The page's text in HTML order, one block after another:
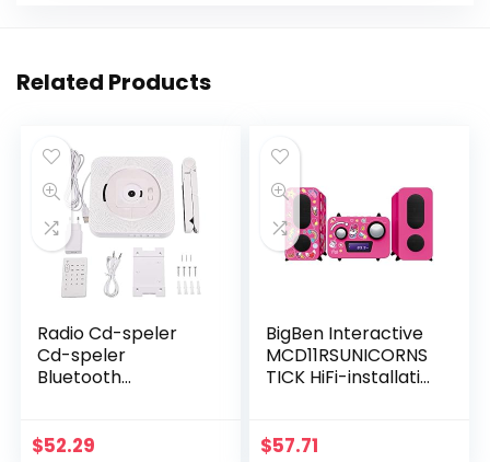
Related Products
Radio Cd-speler
Cd-speler
Bluetooth
speler, duurzame
$52.29
BigBen Interactive
MCD11RSUNICORNS
TICK HiFi-installatie
$57.71